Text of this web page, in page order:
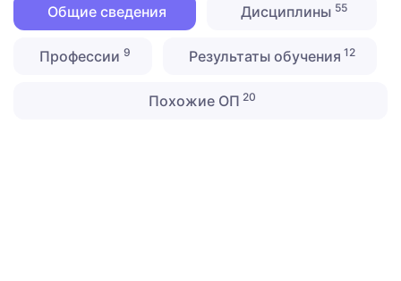
Общие сведения Дисциплины 55
Профессии 9 Результаты обучения 12
Похожие ОП 20